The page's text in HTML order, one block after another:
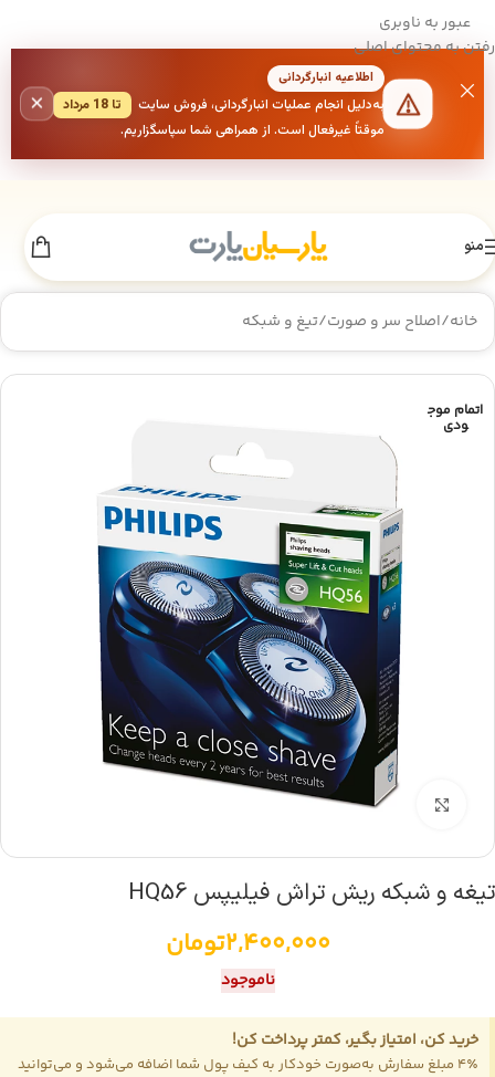
عبور به ناوبری
رفتن به محتوای اصلی
اطلاعیه انبارگردانی
به‌دلیل انجام عملیات انبارگردانی، فروش سایت
تا 18 مرداد
موقتاً غیرفعال است. از همراهی شما سپاسگزاریم.
×
منو
خانه/اصلاح سر و صورت/تیغ و شبکه
اتمام موج
ودی
بزرگنمایی تصویر
تیغه و شبکه ریش تراش فیلیپس HQ56
2,400,000تومان
ناموجود
خرید کن، امتیاز بگیر، کمتر پرداخت کن!
4٪ مبلغ سفارش به‌صورت خودکار به کیف پول شما اضافه می‌شود و می‌توانید